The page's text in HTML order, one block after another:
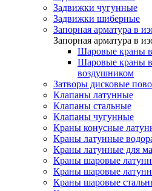
Задвижки чугунные
Задвижки шиберные
Запорная арматура в
Запорная арматура в
Шаровые краны
Шаровые краны
воздушником
Затворы дисковые
Клапаны латунные
Клапаны стальные
Клапаны чугунные
Краны конусные
Краны латунные
Краны латунные для
Краны шаровые
Краны шаровые
Краны шаровые